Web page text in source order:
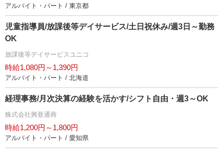
アルバイト・パート / 東京都
児童指導員/放課後等デイサービス/土日祝休み/週3日～勤務
OK
放課後等デイサービスユニコ
時給1,080円～1,390円
アルバイト・パート / 北海道
経理事務/月次決算の経験を活かす/シフト自由・週3～OK
株式会社興亜通商
時給1,200円～1,800円
アルバイト・パート / 愛知県